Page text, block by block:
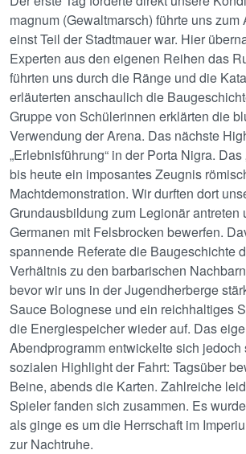
magnum (Gewaltmarsch) führte uns zum
einst Teil der Stadtmauer war. Hier
Experten aus den eigenen Reihen das
führten uns durch die Ränge und die
erläuterten anschaulich die
Gruppe von Schülerinnen erklärten die
Verwendung der Arena. Das nächste
„Erlebnisführung“ in der Porta Nigra. Das
bis heute ein imposantes Zeugnis
Machtdemonstration. Wir durften dort
Grundausbildung zum Legionär antreten
Germanen mit Felsbrocken bewerfen.
spannende Referate die Baugeschichte
Verhältnis zu den barbarischen
bevor wir uns in der Jugendherberge
Sauce Bolognese und ein reichhaltiges
die Energiespeicher wieder auf. Das
Abendprogramm entwickelte sich jedoch
sozialen Highlight der Fahrt: Tagsüber
Beine, abends die Karten. Zahlreiche
Spieler fanden sich zusammen. Es wurde
als ginge es um die Herrschaft im
zur Nachtruhe.